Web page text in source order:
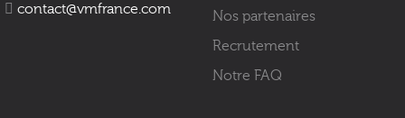
contact@vmfrance.com
Nos partenaires
Recrutement
Notre FAQ